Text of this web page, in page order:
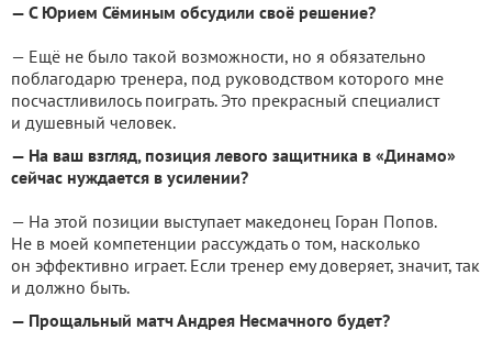
— С Юрием Сёминым обсудили своё решение?
— Ещё не было такой возможности, но я обязательно
поблагодарю тренера, под руководством которого мне
посчастливилось поиграть. Это прекрасный специалист
и душевный человек.
— На ваш взгляд, позиция левого защитника в «Динамо»
сейчас нуждается в усилении?
— На этой позиции выступает македонец Горан Попов.
Не в моей компетенции рассуждать о том, насколько
он эффективно играет. Если тренер ему доверяет, значит, так
и должно быть.
— Прощальный матч Андрея Несмачного будет?